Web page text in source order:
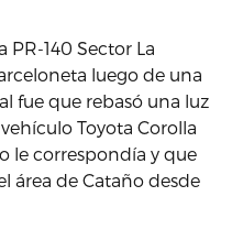
140 Sector La
luego de una
fue que rebasó una luz
Toyota Corolla
le correspondía y que
área de Cataño desde